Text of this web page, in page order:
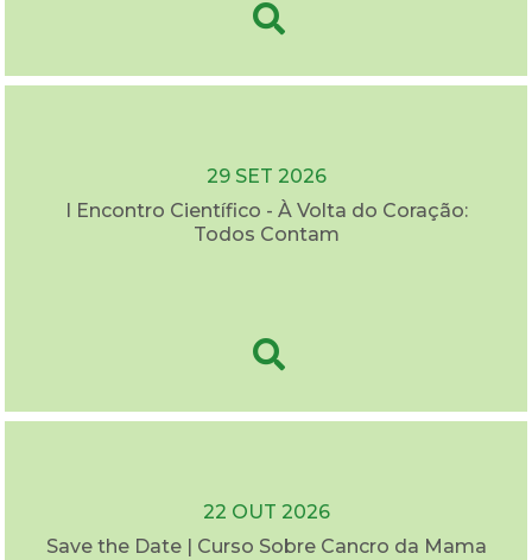
29 SET 2026
I Encontro Científico - À Volta do Coração:
Todos Contam
22 OUT 2026
Save the Date | Curso Sobre Cancro da Mama